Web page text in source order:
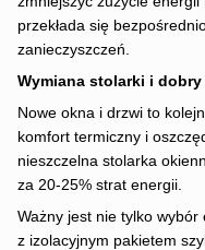
przekłada się
zanieczyszczeń.
Wymiana stolarki i dobry
Nowe okna i drzwi to
komfort termiczny i
nieszczelna stolarka
za 20-25% strat energii.
Ważny jest nie tylko wybór
z izolacyjnym pakietem